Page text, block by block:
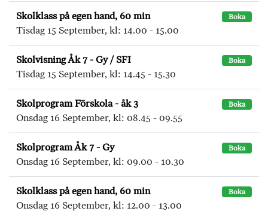
Skolklass på egen hand, 60 min Boka
Tisdag 15 September, kl: 14.00 - 15.00
Skolvisning Åk 7 - Gy / SFI Boka
Tisdag 15 September, kl: 14.45 - 15.30
Skolprogram Förskola - åk 3 Boka
Onsdag 16 September, kl: 08.45 - 09.55
Skolprogram Åk 7 - Gy Boka
Onsdag 16 September, kl: 09.00 - 10.30
Skolklass på egen hand, 60 min Boka
Onsdag 16 September, kl: 12.00 - 13.00